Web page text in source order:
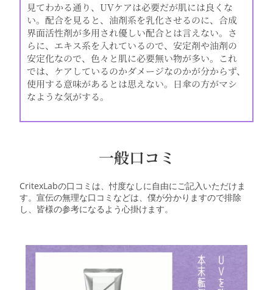
見てわかる通り、UVケアは必要だが肌には良くな
い。配合を見ると、油剤系を乳化させるのに、合成
界面活性剤が多用され優しい配合とは言えない。さ
らに、エキス系を入れているので、安定剤や油剤の
安定化なので、色々と肌に必要無い物が多い。これ
では、ケアしているのかダメージなのかが分からず、
使用する意味があるとは思えない。日傘の方がマシ
なような気がする。
一般口コミ
CritexLabの口コミは、忖度なしに自由にご記入いただけま
す。宣伝の無理な口コミなどは、僕が分かりますので排除
し、皆様の参考になるよう心掛けます。